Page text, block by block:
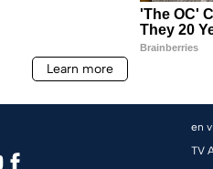
en
TV